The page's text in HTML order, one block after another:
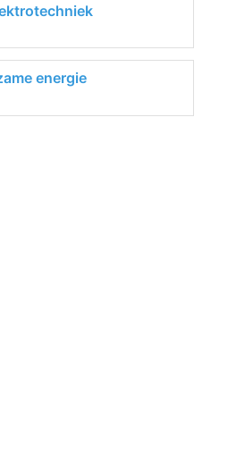
energie